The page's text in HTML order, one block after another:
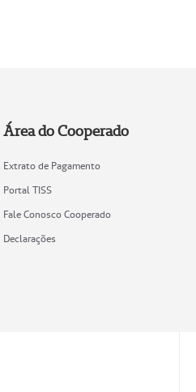
Área do Cooperado
Extrato de Pagamento
Portal TISS
Fale Conosco Cooperado
Declarações